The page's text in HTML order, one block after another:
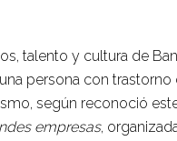
talento y cultura de
persona con trastorno
según reconoció
empresas,